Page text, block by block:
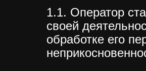
1.1. Оператор
своей
обработке его